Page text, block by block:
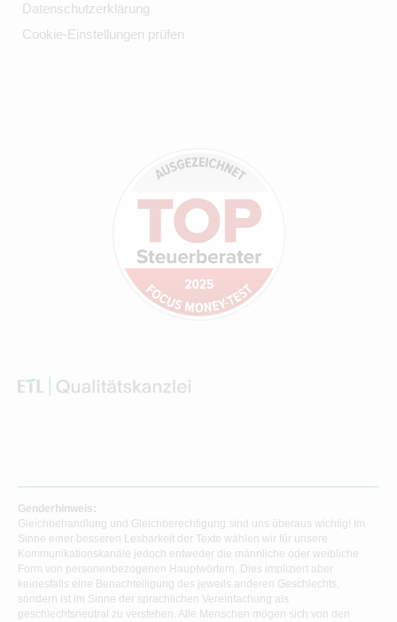
Datenschutzerklärung
Cookie-Einstellungen prüfen
Genderhinweis:
Gleichbehandlung und Gleichberechtigung sind uns überaus wichtig! Im
Sinne einer besseren Lesbarkeit der Texte wählen wir für unsere
Kommunikationskanäle jedoch entweder die männliche oder weibliche
Form von personenbezogenen Hauptwörtern. Dies impliziert aber
keinesfalls eine Benachteiligung des jeweils anderen Geschlechts,
sondern ist im Sinne der sprachlichen Vereinfachung als
geschlechtsneutral zu verstehen. Alle Menschen mögen sich von den